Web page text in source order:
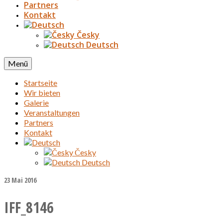
Partners
Kontakt
Česky
Deutsch
Menü
Startseite
Wir bieten
Galerie
Veranstaltungen
Partners
Kontakt
Česky
Deutsch
23 Mai 2016
IFF_8146